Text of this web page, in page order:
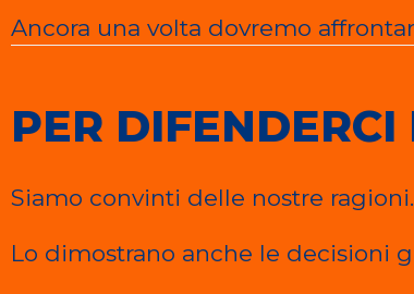
Ancora una volta dovremo
PER
Siamo convinti delle nostre ragioni.
Lo dimostrano anche le decisioni